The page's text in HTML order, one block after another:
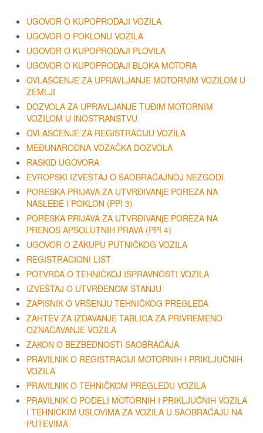
UGOVOR O KUPOPRODAJI VOZILA
UGOVOR O POKLONU VOZILA
UGOVOR O KUPOPRODAJI PLOVILA
UGOVOR O KUPOPRODAJI BLOKA MOTORA
OVLAŠĆENJE ZA UPRAVLJANJE MOTORNIM VOZILOM U
ZEMLJI
DOZVOLA ZA UPRAVLJANJE TUĐIM MOTORNIM
VOZILOM U INOSTRANSTVU
OVLAŠĆENJE ZA REGISTRACIJU VOZILA
MEĐUNARODNA VOZAČKA DOZVOLA
RASKID UGOVORA
EVROPSKI IZVEŠTAJ O SAOBRAĆAJNOJ NEZGODI
PORESKA PRIJAVA ZA UTVRĐIVANjE POREZA NA
NASLEĐE I POKLON (PPI 3)
PORESKA PRIJAVA ZA UTVRĐIVANjE POREZA NA
PRENOS APSOLUTNIH PRAVA (PPI 4)
UGOVOR O ZAKUPU PUTNIČKOG VOZILA
REGISTRACIONI LIST
POTVRDA O TEHNIČKOJ ISPRAVNOSTI VOZILA
IZVEŠTAJ O UTVRĐENOM STANJU
ZAPISNIK O VRŠENJU TEHNIČKOG PREGLEDA
ZAHTEV ZA IZDAVANJE TABLICA ZA PRIVREMENO
OZNAČAVANJE VOZILA
ZAKON O BEZBEDNOSTI SAOBRAĆAJA
PRAVILNIK O REGISTRACIJI MOTORNIH I PRIKLJUČNIH
VOZILA
PRAVILNIK O TEHNIČKOM PREGLEDU VOZILA
PRAVILNIK O PODELI MOTORNIH I PRIKLJUČNIH VOZILA
I TEHNIČKIM USLOVIMA ZA VOZILA U SAOBRAĆAJU NA
PUTEVIMA